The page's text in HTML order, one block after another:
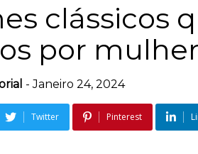
clássicos
por
-Janeiro 24, 2024
Twitter Pinterest